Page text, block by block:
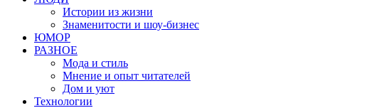
Истории из жизни
Знаменитости и шоу-бизнес
ЮМОР
РАЗНОЕ
Мода и стиль
Мнение и опыт читателей
Дом и уют
Технологии